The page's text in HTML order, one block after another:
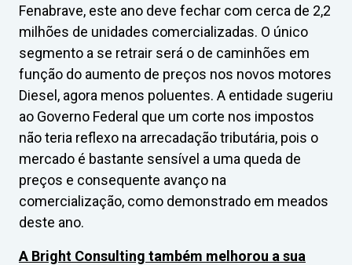
Fenabrave, este ano deve fechar com cerca de 2,2
milhões de unidades comercializadas. O único
segmento a se retrair será o de caminhões em
função do aumento de preços nos novos motores
Diesel, agora menos poluentes. A entidade sugeriu
ao Governo Federal que um corte nos impostos
não teria reflexo na arrecadação tributária, pois o
mercado é bastante sensível a uma queda de
preços e consequente avanço na
comercialização, como demonstrado em meados
deste ano.
A Bright Consulting também melhorou a sua